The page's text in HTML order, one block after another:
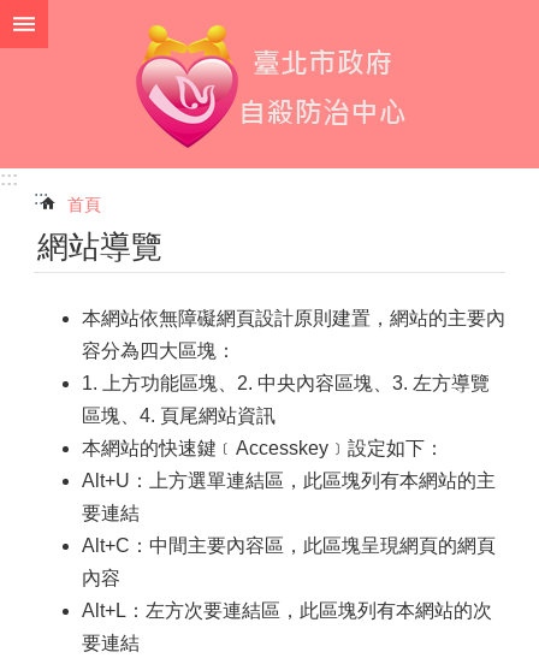
跳到主要內容區塊
:::
:::
首頁
網站導覽
本網站依無障礙網頁設計原則建置，網站的主要內
容分為四大區塊：
1. 上方功能區塊、2. 中央內容區塊、3. 左方導覽
區塊、4. 頁尾網站資訊
本網站的快速鍵﹝Accesskey﹞設定如下：
Alt+U：上方選單連結區，此區塊列有本網站的主
要連結
Alt+C：中間主要內容區，此區塊呈現網頁的網頁
內容
Alt+L：左方次要連結區，此區塊列有本網站的次
要連結